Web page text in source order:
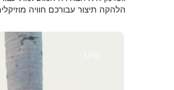
הלהקה תיצור עבורכם חוויה